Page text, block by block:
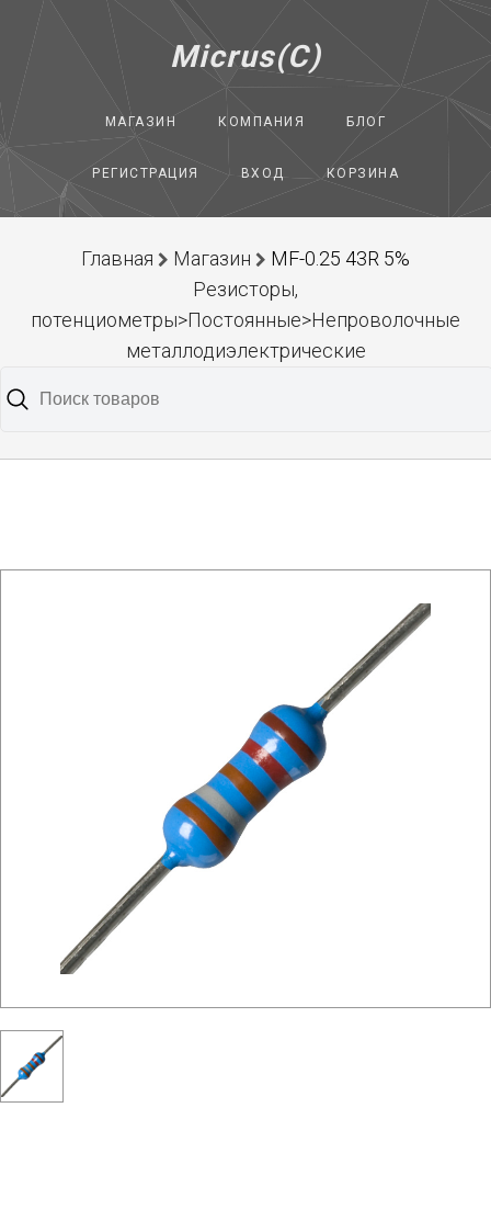
Micrus(C)
МАГАЗИН КОМПАНИЯ БЛОГ
РЕГИСТРАЦИЯ ВХОД КОРЗИНА
Главная Магазин
MF-0.25 43R 5%
Резисторы,
потенциометры>Постоянные>Непроволочные
металлодиэлектрические